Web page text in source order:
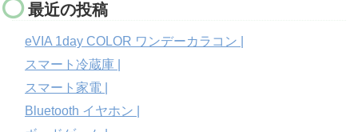
最近の投稿
eVIA 1day COLOR ワンデーカラコン |
スマート冷蔵庫 |
スマート家電 |
Bluetooth イヤホン |